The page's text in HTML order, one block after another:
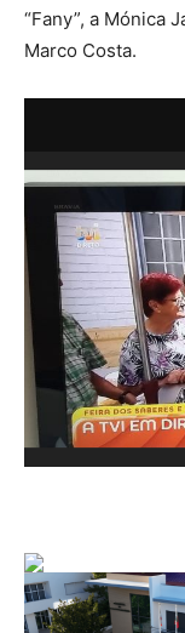
“Fany”, a Mónica
Marco Costa.